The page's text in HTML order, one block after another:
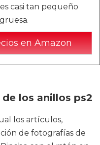
casi tan pequeño
en Amazon
los anillos ps2
los artículos,
de fotografías de